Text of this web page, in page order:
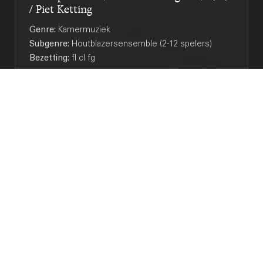
/ Piet Ketting
Genre: Kamermuziek
Subgenre: Houtblazersensemble (2-12 spelers)
Bezetting:fl cl fg